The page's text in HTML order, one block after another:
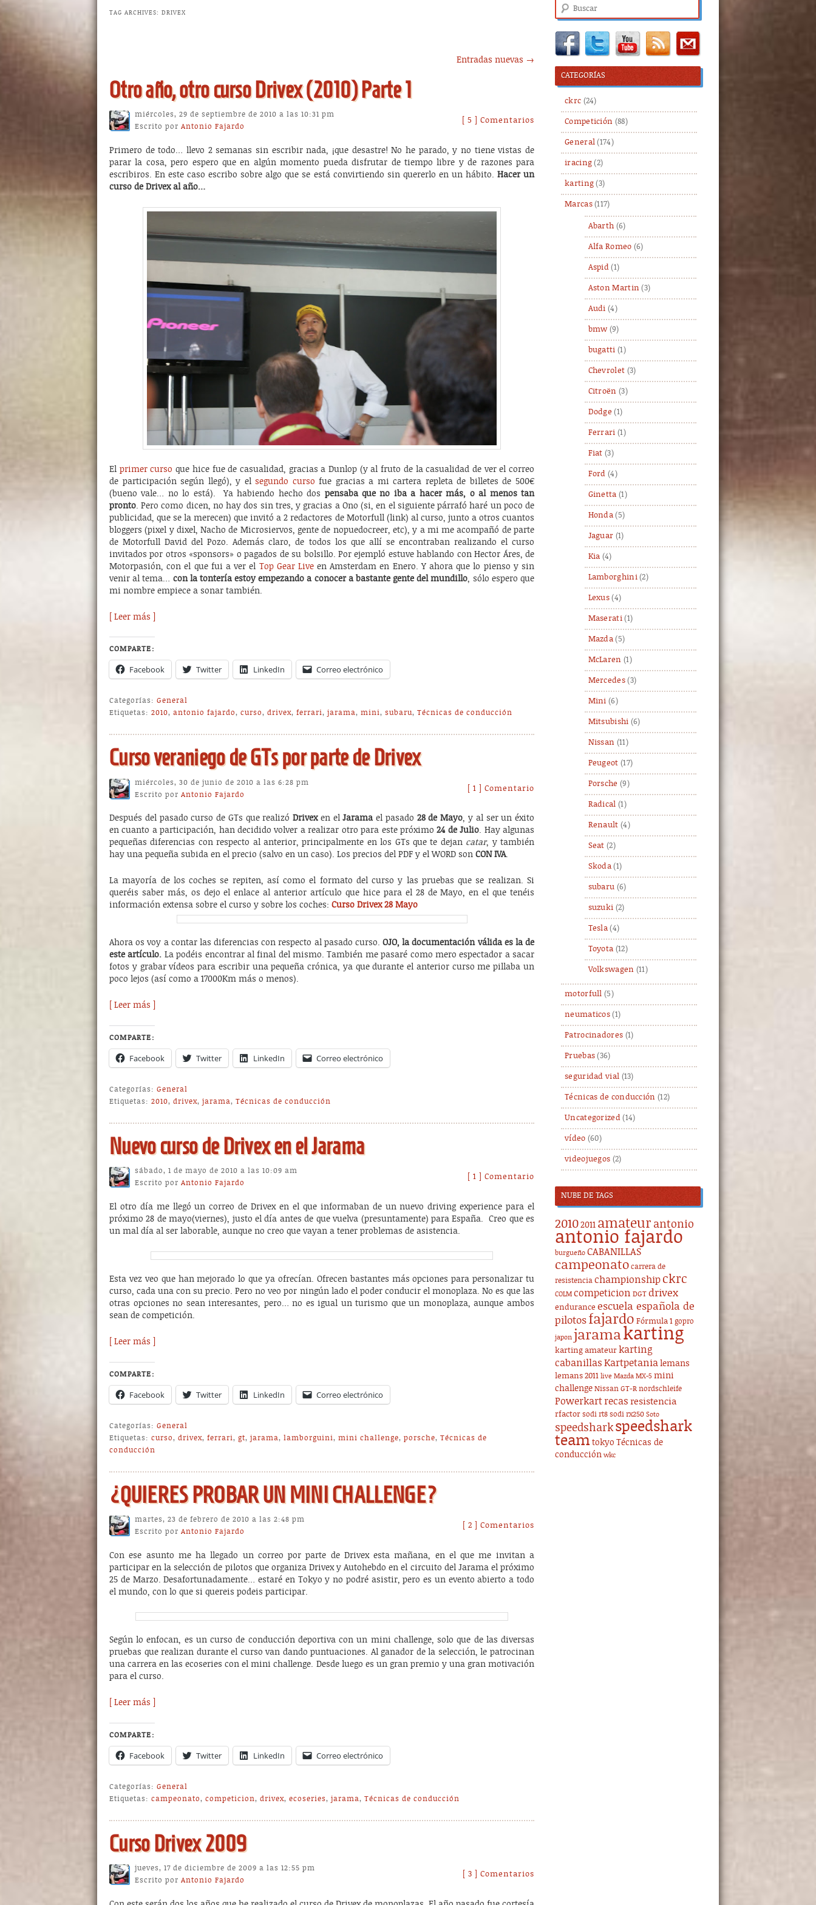
TAG ARCHIVES: DRIVEX
Entradas nuevas →
Otro año, otro curso Drivex (2010) Parte 1
miércoles, 29 de septiembre de 2010 a las 10:31 pm
Escrito por Antonio Fajardo
[ 5 ] Comentarios
Primero de todo… llevo 2 semanas sin escribir nada, ¡que desastre! No he parado, y no tiene vistas de
parar la cosa, pero espero que en algún momento pueda disfrutar de tiempo libre y de razones para
escribiros. En este caso escribo sobre algo que se está convirtiendo sin quererlo en un hábito. Hacer un
curso de Drivex al año…
El primer curso que hice fue de casualidad, gracias a Dunlop (y al fruto de la casualidad de ver el correo
de participación según llegó), y elsegundo curso fue gracias a mi cartera repleta de billetes de 500€
(bueno vale… no lo está). Ya habiendo hecho dos pensaba que no iba a hacer más, o al menos tan
pronto. Pero como dicen, no hay dos sin tres, y gracias a Ono (si, en el siguiente párrafó haré un poco de
publicidad, que se la merecen) que invitó a 2 redactores de Motorfull (link) al curso, junto a otros cuantos
bloggers (pixel y dixel, Nacho de Microsiervos, gente de nopuedocreer, etc), y a mi me acompañó de parte
de Motorfull David del Pozo. Además claro, de todos los que allí se encontraban realizando el curso
invitados por otros «sponsors» o pagados de su bolsillo. Por ejempló estuve hablando con Hector Áres, de
Motorpasión, con el que fui a ver el Top Gear Liveen Amsterdam en Enero. Y ahora que lo pienso y sin
venir al tema… con la tontería estoy empezando a conocer a bastante gente del mundillo, sólo espero que
mi nombre empiece a sonar también.
[ Leer más ]
COMPARTE:
Facebook Twitter LinkedIn Correo electrónico
Categorías: General
Etiquetas: 2010, antonio fajardo, curso, drivex, ferrari, jarama, mini, subaru, Técnicas de conducción
Curso veraniego de GTs por parte de Drivex
miércoles, 30 de junio de 2010 a las 6:28 pm
Escrito por Antonio Fajardo
[ 1 ] Comentario
Después del pasado curso de GTs que realizóDrivex en elJaramael pasado 28 de Mayo, y al ser un éxito
en cuanto a participación, han decidido volver a realizar otro para este próximo24 de Julio. Hay algunas
pequeñas diferencias con respecto al anterior, principalmente en los GTs que te dejan catar, y también
hay una pequeña subida en el precio (salvo en un caso). Los precios del PDF y el WORD son CON IVA.
La mayoría de los coches se repiten, así como el formato del curso y las pruebas que se realizan. Si
queréis saber más, os dejo el enlace al anterior artículo que hice para el 28 de Mayo, en el que tenéis
información extensa sobre el curso y sobre los coches: Curso Drivex 28 Mayo
Ahora os voy a contar las diferencias con respecto al pasado curso. OJO, la documentación válida es la de
este artículo. La podéis encontrar al final del mismo. También me pasaré como mero espectador a sacar
fotos y grabar vídeos para escribir una pequeña crónica, ya que durante el anterior curso me pillaba un
poco lejos (así como a 17000Km más o menos).
[ Leer más ]
COMPARTE:
Facebook Twitter LinkedIn Correo electrónico
Categorías: General
Etiquetas: 2010, drivex, jarama, Técnicas de conducción
Nuevo curso de Drivex en el Jarama
sábado, 1 de mayo de 2010 a las 10:09 am
Escrito por Antonio Fajardo
[ 1 ] Comentario
El otro día me llegó un correo de Drivex en el que informaban de un nuevo driving experience para el
próximo 28 de mayo(viernes), justo el día antes de que vuelva (presuntamente) para España. Creo que es
un mal día al ser laborable, aunque no creo que vayan a tener problemas de asistencia.
Esta vez veo que han mejorado lo que ya ofrecían. Ofrecen bastantes más opciones para personalizar tu
curso, cada una con su precio. Pero no veo por ningún lado el poder conducir el monoplaza. No es que las
otras opciones no sean interesantes, pero… no es igual un turismo que un monoplaza, aunque ambos
sean de competición.
[ Leer más ]
COMPARTE:
Facebook Twitter LinkedIn Correo electrónico
Categorías: General
Etiquetas: curso, drivex, ferrari, gt, jarama, lamborguini, mini challenge, porsche, Técnicas de
conducción
martes, 23 de febrero de 2010 a las 2:48 pm
Escrito por Antonio Fajardo
[ 2 ] Comentarios
Con ese asunto me ha llegado un correo por parte de Drivex esta mañana, en el que me invitan a
participar en la selección de pilotos que organiza Drivex y Autohebdo en el circuito del Jarama el próximo
25 de Marzo. Desafortunadamente… estaré en Tokyo y no podré asistir, pero es un evento abierto a todo
el mundo, con lo que si quereis podeis participar.
Según lo enfocan, es un curso de conducción deportiva con un mini challenge, solo que de las diversas
pruebas que realizan durante el curso van dando puntuaciones. Al ganador de la selección, le patrocinan
una carrera en las ecoseries con el mini challenge. Desde luego es un gran premio y una gran motivación
para el curso.
[ Leer más ]
COMPARTE:
Facebook Twitter LinkedIn Correo electrónico
Categorías: General
Etiquetas: campeonato, competicion, drivex, ecoseries, jarama, Técnicas de conducción
Curso Drivex 2009
jueves, 17 de diciembre de 2009 a las 12:55 pm
Escrito por Antonio Fajardo
[ 3 ] Comentarios
Buscar
CATEGORÍAS
ckrc (24)
Competición (88)
General (174)
iracing (2)
karting (3)
Marcas(117)
Abarth (6)
Alfa Romeo (6)
Aspid (1)
Aston Martin (3)
Audi (4)
bmw (9)
bugatti (1)
Chevrolet (3)
Citroën (3)
Dodge (1)
Ferrari (1)
Fiat (3)
Ford (4)
Ginetta (1)
Honda (5)
Jaguar (1)
Kia (4)
Lamborghini(2)
Lexus (4)
Maserati(1)
Mazda (5)
McLaren (1)
Mercedes(3)
Mini (6)
Mitsubishi (6)
Nissan (11)
Peugeot (17)
Porsche (9)
Radical (1)
Renault (4)
Seat (2)
Skoda (1)
subaru (6)
suzuki (2)
Tesla (4)
Toyota (12)
Volkswagen (11)
motorfull (5)
neumaticos (1)
Patrocinadores (1)
Pruebas (36)
seguridad vial (13)
Técnicas de conducción (12)
Uncategorized(14)
vídeo (60)
videojuegos (2)
NUBE DE TAGS
20102011 amateur antonio
antonio fajardo
burgueño CABANILLAS
campeonato carrera de
resistencia championship ckrc
COLM competicion DGT drivex
endurance escuela española de
pilotos fajardo Fórmula 1 gopro
japon jaramakarting
karting amateur karting
cabanillas Kartpetanialemans
lemans 2011 live Mazda MX-5 mini
challenge Nissan GT-R nordschleife
Powerkart recas resistencia
rfactor sodi rt8 sodi rx250 Soto
speedshark speedshark
team tokyo Técnicas de
conducción wkc